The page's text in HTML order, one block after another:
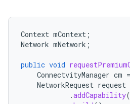
Context mContext ;
Network mNetwork ;
public void
ConnectvityManager cm =
NetworkRequest request
.addCapability(